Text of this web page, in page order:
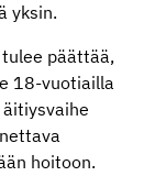
yksin.
päättää,
18-vuotiailla
hoitoon.